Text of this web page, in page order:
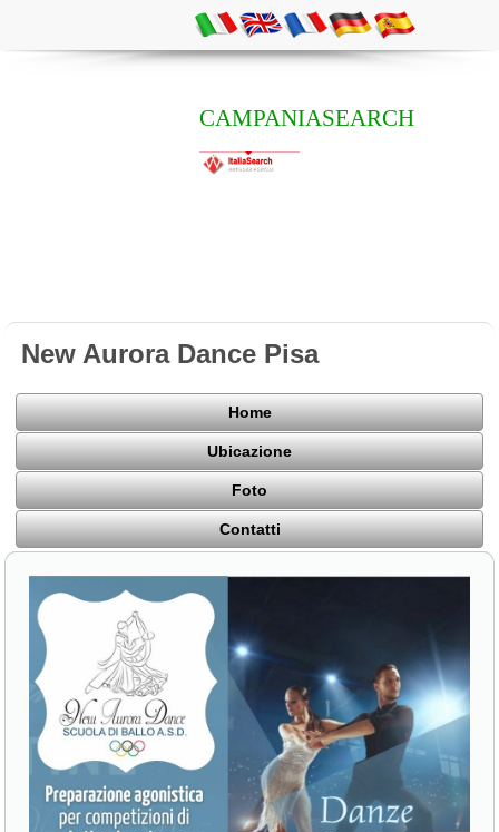
CAMPANIASEARCH
New Aurora Dance Pisa
Home
Ubicazione
Foto
Contatti